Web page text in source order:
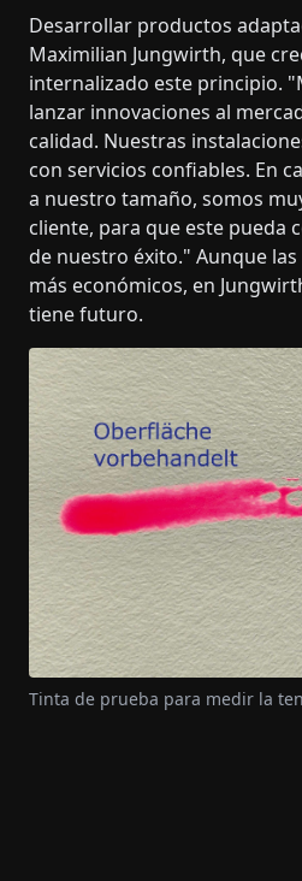
Desarrollar productos
Maximilian Jungwirth, que
internalizado este principio.
lanzar innovaciones al
calidad. Nuestras
con servicios confiables. En
a nuestro tamaño, somos
cliente, para que este pueda
de nuestro éxito." Aunque
más económicos, en
tiene futuro.
Tinta de prueba para medir la